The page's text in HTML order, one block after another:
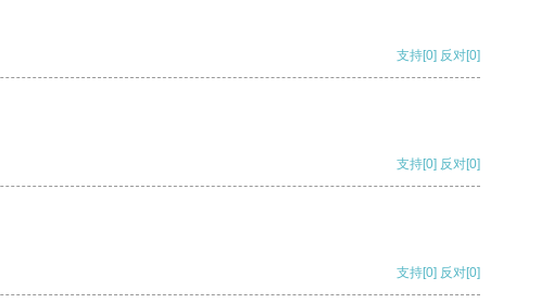
支持[0] 反对[0]
支持[0] 反对[0]
支持[0] 反对[0]